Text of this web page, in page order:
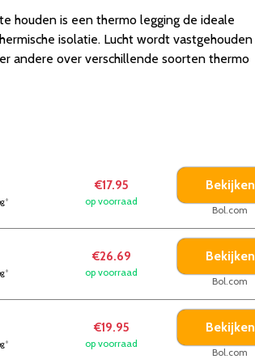
houden is een thermo legging de ideale
isolatie. Lucht wordt vastgehouden
andere over verschillende soorten thermo
*
€17.95
op voorraad
Bekijken
Bol.com
*
€26.69
op voorraad
Bekijken
Bol.com
*
€19.95
op voorraad
Bekijken
Bol.com